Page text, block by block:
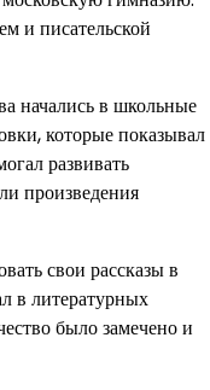
и писательской
начались в школьные
которые показывал
развивать
произведения
свои рассказы в
в литературных
было замечено и